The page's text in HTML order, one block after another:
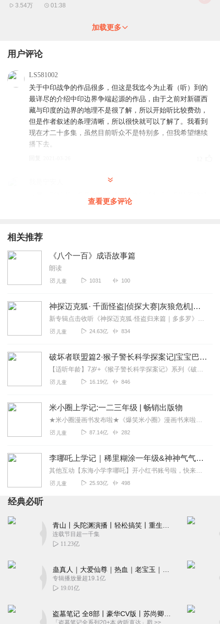
3.54万 01:38
加载更多
用户评论
LS581002
关于中印战争的作品很多，但这是我迄今为止看（听）到的
最详尽的介绍中印边界争端起源的作品，由于之前对新疆西
藏与印度的边界的地理不是很了解，所以开始听比较费劲，
但是作者叙述的条理清晰，所以很快就可以了解了。我看到
现在才二十多集，虽然目前听众不是特别多，但我希望继续
播下去。
更新，向演播者致敬。
jcmd
第三方视角？！听了一半，还是没搞懂这部书主要内容到底
是什么人写的，为什么简介里看不到呢。
2021-04-26
ZhangFR
很喜欢吟筝观澜的播音，虽然还没全部播完，已经可以大概
了解到中印边界问题的由来。制作、播音是他，不知道文字
2021-04-12
风语者5999
2021-05-24
W_29c29
满足听众又能体现书本身对历史的来龙去脉。这部纪实文学
是听过的比较全面比较客观的，从主播到书的内容都特别
声音很好听，内容也保质，请喜马拉雅多点这样有营养的内
此节目让我们了解了纠纷的由来，有宏观方面的中国和印度
斗的具体进城，是一部不可多得的好节目。
查看更多评论
相关推荐
《八个一百》成语故事篇
朗读
儿童 1031 100
神探迈克狐· 千面怪盗|侦探大赛|灰狼危机|多多罗
新专辑点击收听《神探迈克狐·怪盗归来篇｜多多罗》！！！>>>点击进入主播橱窗购买《神探迈克狐》系列图书吧!<<<多多罗故事【点击前往】收听多多罗其他好玩有趣的故...
儿童 24.63亿 834
破坏者联盟篇2·猴子警长科学探案记|宝宝巴士故事
【适听年龄】7岁+《猴子警长科学探案记》系列《破坏者联盟篇1·猴子警长科学探案记》>>>《破坏者联盟篇2·猴子警长科学探案记》>>>《破坏者联盟篇3·猴子警长科...
儿童 16.19亿 846
米小圈上学记:一二三年级 | 畅销出版物
★米小圈漫画书发布啦★《爆笑米小圈》漫画书来啦《米小圈上学记》一二三年级正版广播剧！《米小圈上学记》系列是儿童作家北猫最新创作的儿童小说系列，作品诙谐幽默、好...
儿童 87.14亿 282
李哪吒上学记｜稀里糊涂一年级&神神气气二年级
其他互动【东海小学李哪吒】开小红书账号啦，快来关注和李哪吒成为好朋友！有机会免费领儿童会员、官方周边！【点击加入】东海小学广播站圈子，更多互动！李哪吒全新冒险番...
儿童 25.93亿 498
经典必听
连载节目超一千集
11.23亿
专辑播放量超19.1亿
19.01亿